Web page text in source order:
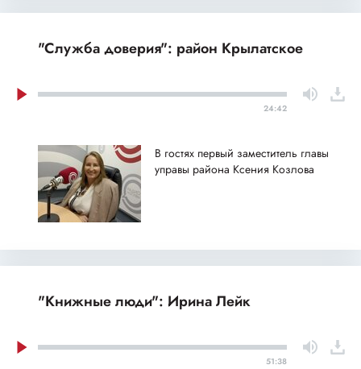
"Служба доверия": район Крылатское
24:42
В гостях первый заместитель главы
управы района Ксения Козлова
"Книжные люди": Ирина Лейк
51:38